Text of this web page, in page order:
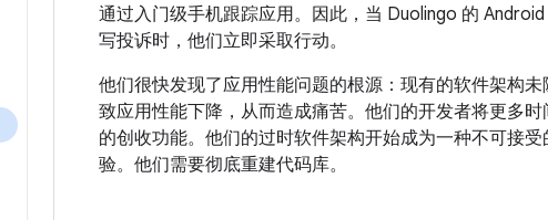
通过入门级手机跟踪应用。因此，当 Duolingo 的
写投诉时，他们立即采取行动。
他们很快发现了应用性能问题的根源：现有的软件架构
致应用性能下降，从而造成痛苦。他们的开发者将更多
的创收功能。他们的过时软件架构开始成为一种不可接
验。他们需要彻底重建代码库。